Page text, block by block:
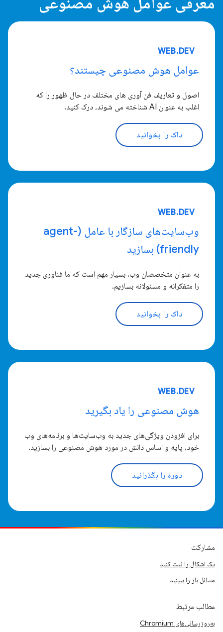
WEB.DEV
عوامل هوش مصنوعی چیستند؟
اصول و تعاریف فن آوری های مختلف در حال ظهور را که
اغلب به عنوان AI شناخته می شوند، درک کنید.
داک را بخوانید
WEB.DEV
وب‌سایت‌های سازگار با عامل (agent-
friendly) بسازید
به عنوان متخصصان وب، بسیار مهم است که ما فناوری جدید
را متفکرانه و مسئولانه بسازیم.
داک را بخوانید
WEB.DEV
هوش مصنوعی را یاد بگیرید
برای افزودن ویژگی‌های جدید به وب‌سایت‌ها و برنامه‌های وب
خود، پایه و اساس دانش در مورد هوش مصنوعی را بسازید.
دوره را بگذرانید
مشارکت
یک اشکال را ثبت کنید
مسائل باز را ببینید
مطالب مرتبط
به‌روزرسانی‌های Chromium